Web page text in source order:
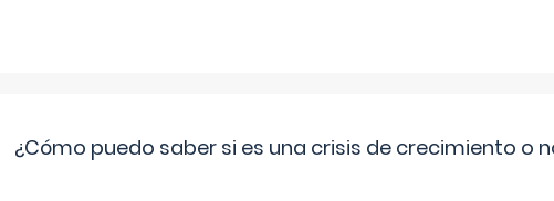
¿Cómo puedo saber si es una crisis de crecimiento o